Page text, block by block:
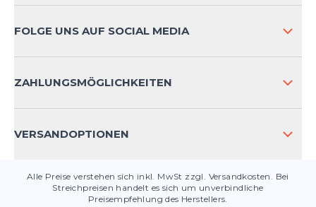
KONTAKT
PRODUKTSICHERHEIT
FOLGE UNS AUF SOCIAL MEDIA
ZAHLUNGSMÖGLICHKEITEN
VERSANDOPTIONEN
Alle Preise verstehen sich inkl. MwSt zzgl. Versandkosten. Bei
Streichpreisen handelt es sich um unverbindliche
Preisempfehlung des Herstellers.